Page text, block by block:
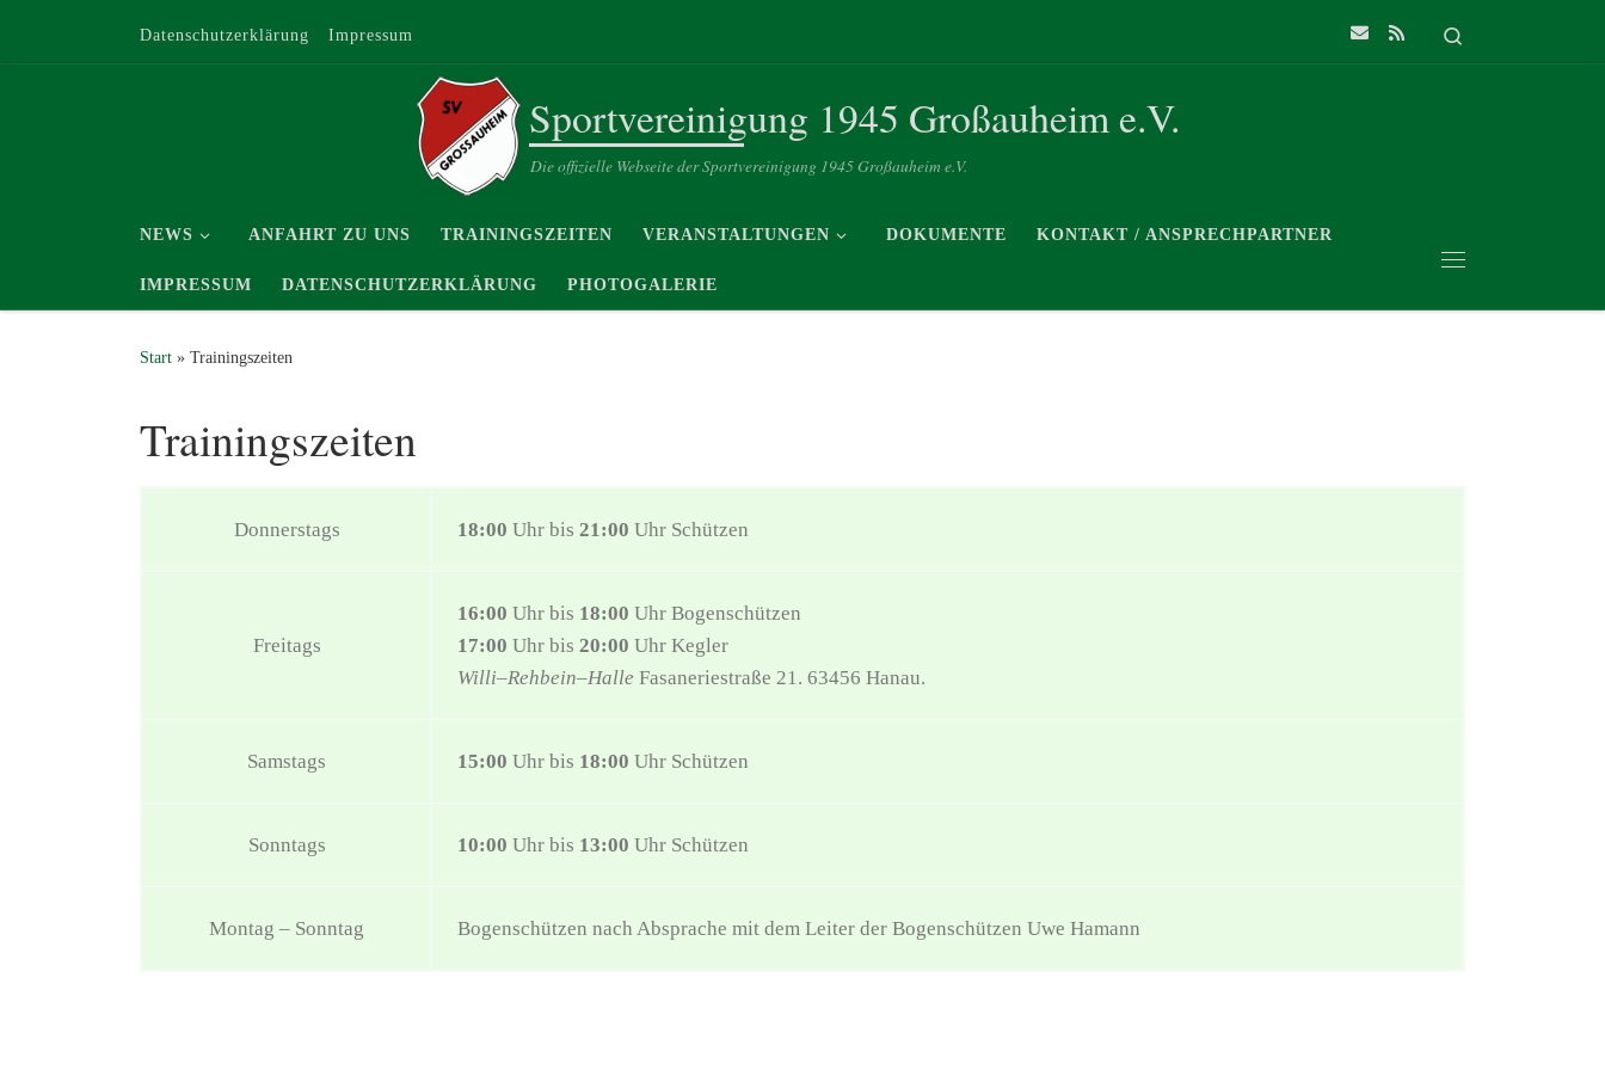
Zum Inhalt springenDatenschutzerklärung Impressum
Sportvereinigung 1945 Großauheim e.V.
Die offizielle Webseite der Sportvereinigung 1945 Großauheim e.V.
NEWS ANFAHRT ZU UNS TRAININGSZEITEN VERANSTALTUNGEN DOKUMENTE KONTAKT / ANSPRECHPARTNER
IMPRESSUM DATENSCHUTZERKLÄRUNG PHOTOGALERIE
Start » Trainingszeiten
Trainingszeiten
Donnerstags 18:00 Uhr bis21:00 Uhr Schützen
Freitags
16:00 Uhr bis 18:00 Uhr Bogenschützen
17:00 Uhr bis20:00 Uhr Kegler
Willi–Rehbein–HalleFasaneriestraße 21. 63456 Hanau.
Samstags 15:00 Uhr bis 18:00 Uhr Schützen
Sonntags 10:00 Uhr bis 13:00 Uhr Schützen
Montag – Sonntag Bogenschützen nach Absprache mit dem Leiter der Bogenschützen Uwe Hamann